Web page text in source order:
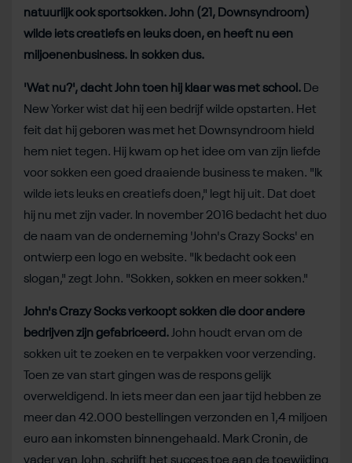
natuurlijk ook sportsokken. John (21, Downsyndroom)
wilde iets creatiefs en leuks doen, en heeft nu een
miljoenenbusiness. In sokken dus.
'Wat nu?', dacht John toen hij klaar was met school. De
New Yorker wist dat hij een bedrijf wilde opstarten. Het
feit dat hij geboren was met het Downsyndroom hield
hem niet tegen. Hij kwam op het idee om van zijn liefde
voor sokken een goed draaiende business te maken. "Ik
wilde iets leuks en creatiefs doen," legt hij uit. Dat doet
hij nu met zijn vader. In november 2016 bedacht het duo
de naam van de onderneming 'John's Crazy Socks' en
ontwierp een logo en website. "Ik bedacht ook een
slogan," zegt John. "Sokken, sokken en meer sokken."
John's Crazy Socks verkoopt sokken die door andere
bedrijven zijn gefabriceerd.John houdt ervan om de
sokken uit te zoeken en te verpakken voor verzending.
Toen ze van start gingen was de respons gelijk
overweldigend. In iets meer dan een jaar tijd hebben ze
meer dan 42.000 bestellingen verzonden en 1,4 miljoen
euro aan inkomsten binnengehaald. Mark Cronin, de